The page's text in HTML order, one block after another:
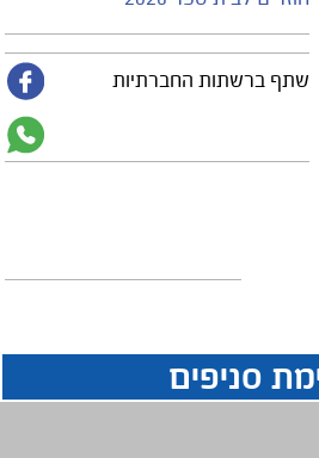
שתף ברשתות החברתיות
סניפים